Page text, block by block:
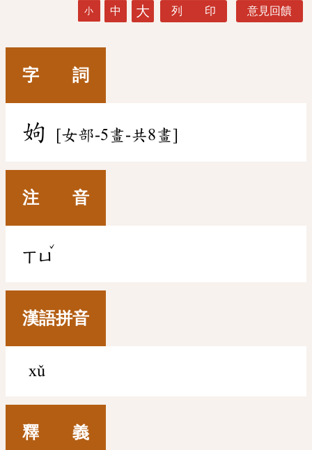
小 中 大 列 印 意見回饋
字 詞
姁 [女部-5畫-共8畫]
注 音
ㄒㄩ
ˇ
漢語拼音
xǔ
釋 義